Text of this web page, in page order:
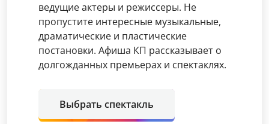
ведущие актеры и режиссеры. Не
пропустите интересные музыкальные,
драматические и пластические
постановки. Афиша КП рассказывает о
долгожданных премьерах и спектаклях.
Выбрать спектакль